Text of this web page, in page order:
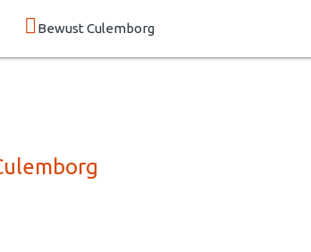
Bewust Culemborg